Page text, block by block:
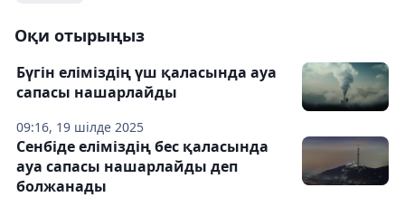
Оқи отырыңыз
09:16, 19 шілде 2025
Бүгін еліміздің үш қаласында ауа
сапасы нашарлайды
Сенбіде еліміздің бес қаласында
ауа сапасы нашарлайды деп
болжанады